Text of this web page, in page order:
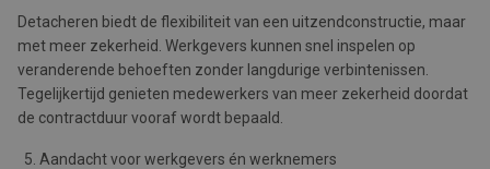
Detacheren biedt de flexibiliteit van een uitzendconstructie, maar
met meer zekerheid. Werkgevers kunnen snel inspelen op
veranderende behoeften zonder langdurige verbintenissen.
Tegelijkertijd genieten medewerkers van meer zekerheid doordat
de contractduur vooraf wordt bepaald.
Aandacht voor werkgevers én werknemers